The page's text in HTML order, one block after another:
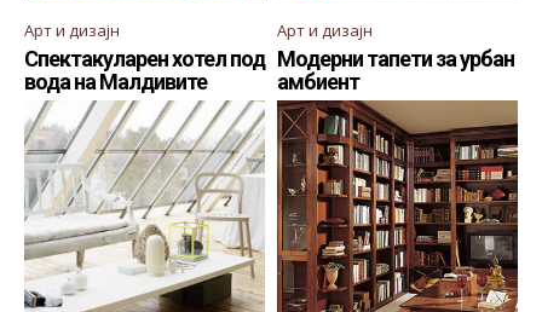
Арт и дизајн
Спектакуларен хотел под
вода на Малдивите
Арт и дизајн
Модерни тапети за урбан
амбиент